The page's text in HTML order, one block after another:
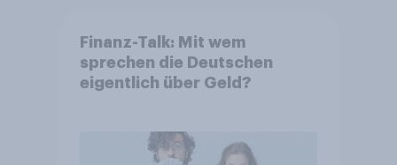
Finanz-Talk: Mit wem
sprechen die Deutschen
eigentlich über Geld?